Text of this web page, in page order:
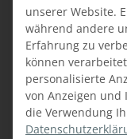
unserer Website.
während andere
Erfahrung zu
können
personalisierte
von Anzeigen und
die Verwendung